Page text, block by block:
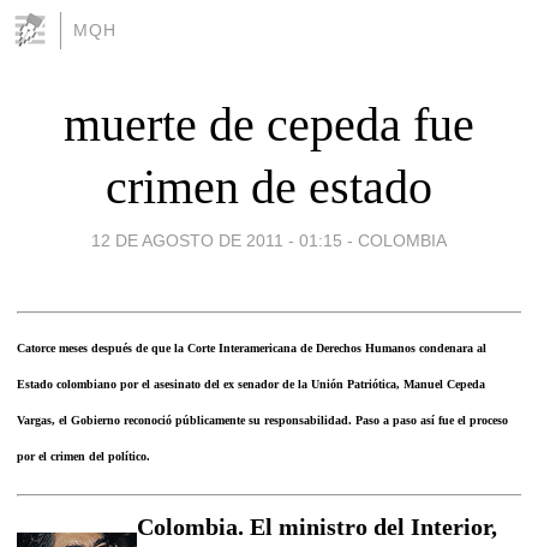
MQH
muerte de cepeda fue
crimen de estado
12 DE AGOSTO DE 2011 - 01:15 - COLOMBIA
Catorce meses después de que la Corte Interamericana de Derechos Humanos condenara al
Estado colombiano por el asesinato del ex senador de la Unión Patriótica, Manuel Cepeda
Vargas, el Gobierno reconoció públicamente su responsabilidad. Paso a paso así fue el proceso
por el crimen del político.
Colombia. El ministro del Interior,